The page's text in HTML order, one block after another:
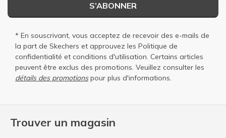
Trouver un magasin
S’ABONNER
* En souscrivant, vous acceptez de recevoir des e-mails de
la part de Skechers et approuvez les Politique de
confidentialité et conditions d'utilisation. Certains articles
peuvent être exclus des promotions. Veuillez consulter les
détails des promotionspour plus d'informations.